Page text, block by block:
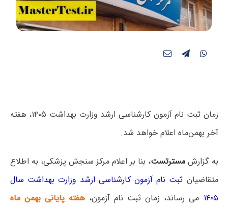
زمان ثبت نام آزمون کارشناسی ارشد وزارت بهداشت ۱۴۰۵، هفته
آخر بهمن‌ماه اعلام خواهد شد.
به گزارش مسترتست،‌ بنا بر اعلام مرکز سنجش پزشکی، به اطلاع
متقاضیان ثبت نام آزمون کارشناسی ارشد وزارت بهداشت سال
۱۴۰۵ می رساند، زمان ثبت نام آزمون، هفته پایانی بهمن ماه